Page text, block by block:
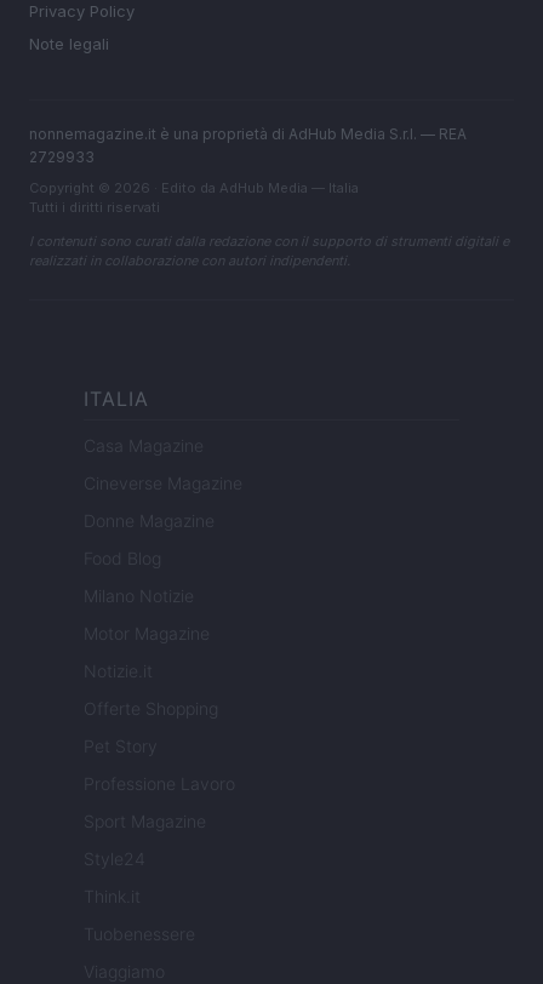
Privacy Policy
Note legali
nonnemagazine.it è una proprietà di AdHub Media S.r.l. — REA
2729933
Copyright © 2026 · Edito da AdHub Media — Italia
Tutti i diritti riservati
I contenuti sono curati dalla redazione con il supporto di strumenti digitali e
realizzati in collaborazione con autori indipendenti.
ITALIA
Casa Magazine
Cineverse Magazine
Donne Magazine
Food Blog
Milano Notizie
Motor Magazine
Notizie.it
Offerte Shopping
Professione Lavoro
Sport Magazine
Style24
Think.it
Tuobenessere
Viaggiamo